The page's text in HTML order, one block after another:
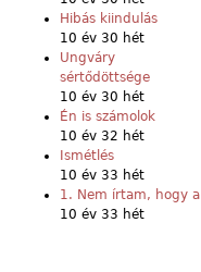
Hibás kiindulás
10 év 30 hét
Ungváry
sértődöttsége
10 év 30 hét
Én is számolok
10 év 32 hét
Ismétlés
10 év 33 hét
1. Nem írtam, hogy a
10 év 33 hét